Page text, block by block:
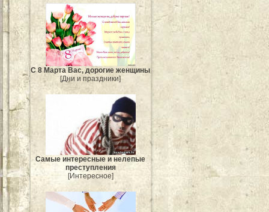
С 8 Марта Вас, дорогие женщины
[Дни и праздники]
Самые интересные и нелепые
преступления
[Интересное]